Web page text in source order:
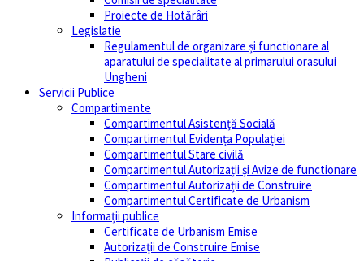
Proiecte de Hotărâri
Legislatie
Regulamentul de organizare și functionare al
aparatului de specialitate al primarului orasului
Ungheni
Servicii Publice
Compartimente
Compartimentul Asistență Socială
Compartimentul Evidența Populației
Compartimentul Stare civilă
Compartimentul Autorizații și Avize de functionare
Compartimentul Autorizații de Construire
Compartimentul Certificate de Urbanism
Informații publice
Certificate de Urbanism Emise
Autorizații de Construire Emise